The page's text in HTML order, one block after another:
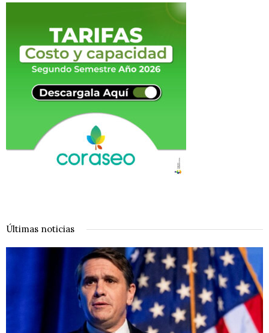
Últimas noticias